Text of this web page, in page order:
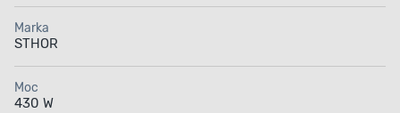
Marka
STHOR
Moc
430 W